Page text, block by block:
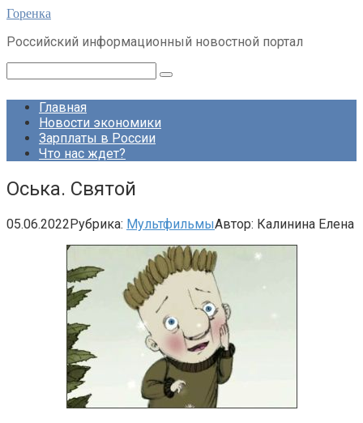
Перейти
контенту
Горенка
Российский информационный новостной портал
Главная
Новости экономики
Зарплаты в России
Что нас ждет?
Оська. Святой
05.06.2022Рубрика: МультфильмыАвтор: Калинина Елена